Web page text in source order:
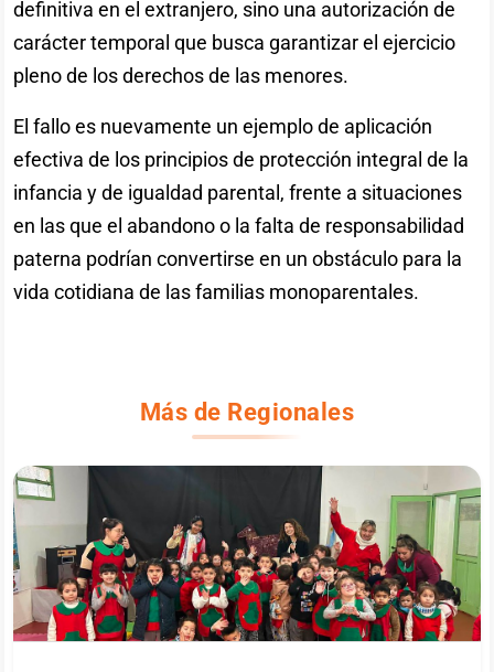
definitiva en el extranjero, sino una autorización de
carácter temporal que busca garantizar el ejercicio
pleno de los derechos de las menores.
El fallo es nuevamente un ejemplo de aplicación
efectiva de los principios de protección integral de la
infancia y de igualdad parental, frente a situaciones
en las que el abandono o la falta de responsabilidad
paterna podrían convertirse en un obstáculo para la
vida cotidiana de las familias monoparentales.
Más de Regionales